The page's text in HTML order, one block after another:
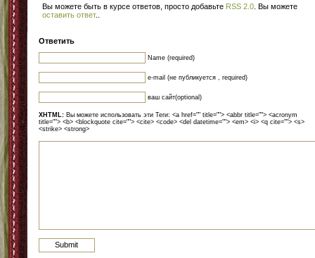
Вы можете быть в курсе ответов, просто добавьте RSS 2.0 . Вы можете
оставить ответ.
Ответить
Name (required)
e-mail (не публикуется , required)
ваш сайт(optional)
XHTML: Вы можете использовать эти Теги: <a href="" title=""> <abbr title=""> <acronym
title=""> <b> <blockquote cite=""> <cite> <code> <del datetime=""> <em> <i> <q cite=""> <s>
<strike> <strong>